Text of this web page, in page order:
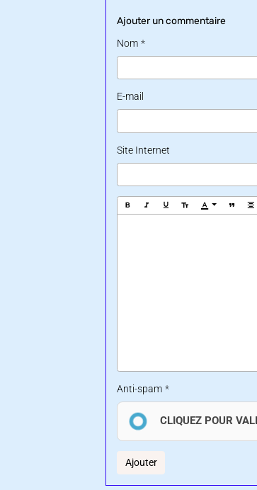
Ajouter un commentaire
Nom
E-mail
Site Internet
Anti-spam
CLIQUEZ POUR
Ajouter